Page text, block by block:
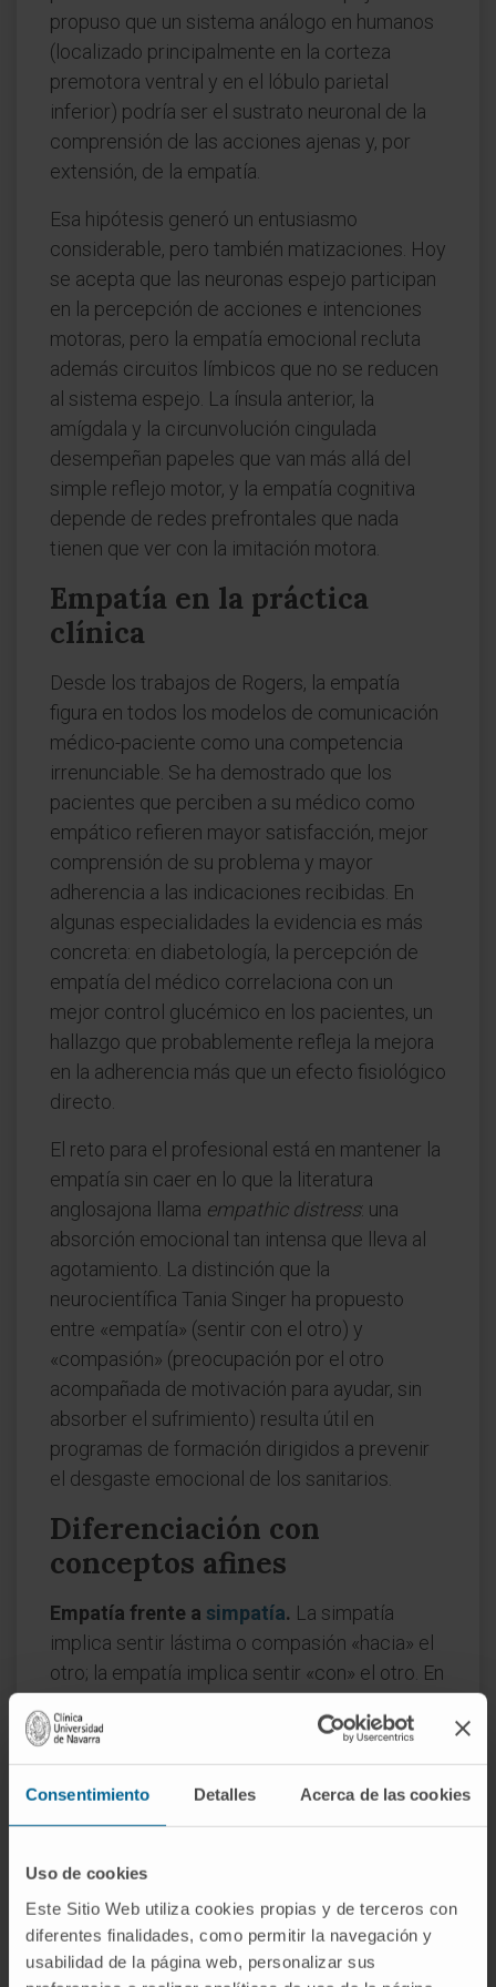
Consentimiento Detalles Acerca de las cookies
Uso de cookies
Este Sitio Web utiliza cookies propias y de terceros con
diferentes finalidades, como permitir la navegación y
usabilidad de la página web, personalizar sus
propuso que un sistema análogo en humanos
(localizado principalmente en la corteza
premotora ventral y en el lóbulo parietal
inferior) podría ser el sustrato neuronal de la
comprensión de las acciones ajenas y, por
extensión, de la empatía.
Esa hipótesis generó un entusiasmo
considerable, pero también matizaciones. Hoy
se acepta que las neuronas espejo participan
en la percepción de acciones e intenciones
motoras, pero la empatía emocional recluta
además circuitos límbicos que no se reducen
al sistema espejo. La ínsula anterior, la
amígdala y la circunvolución cingulada
desempeñan papeles que van más allá del
simple reflejo motor, y la empatía cognitiva
depende de redes prefrontales que nada
tienen que ver con la imitación motora.
Empatía en la práctica
clínica
Desde los trabajos de Rogers, la empatía
figura en todos los modelos de comunicación
médico-paciente como una competencia
irrenunciable. Se ha demostrado que los
pacientes que perciben a su médico como
empático refieren mayor satisfacción, mejor
comprensión de su problema y mayor
adherencia a las indicaciones recibidas. En
algunas especialidades la evidencia es más
concreta: en diabetología, la percepción de
empatía del médico correlaciona con un
mejor control glucémico en los pacientes, un
hallazgo que probablemente refleja la mejora
en la adherencia más que un efecto fisiológico
directo.
El reto para el profesional está en mantener la
empatía sin caer en lo que la literatura
anglosajona llama empathic distress: una
absorción emocional tan intensa que lleva al
agotamiento. La distinción que la
neurocientífica Tania Singer ha propuesto
entre «empatía» (sentir con el otro) y
«compasión» (preocupación por el otro
acompañada de motivación para ayudar, sin
absorber el sufrimiento) resulta útil en
programas de formación dirigidos a prevenir
el desgaste emocional de los sanitarios.
Diferenciación con
conceptos afines
Empatía frente a simpatía. La simpatía
implica sentir lástima o compasión «hacia» el
otro; la empatía implica sentir «con» el otro. En
perspectiva; en la empatía se esfuerza por
adoptar la perspectiva ajena, aunque sea
temporalmente.
engloba el conjunto de fenómenos
emocionales de un individuo; la empatía es
una competencia interpersonal específica,
una parte del repertorio afectivo dirigida